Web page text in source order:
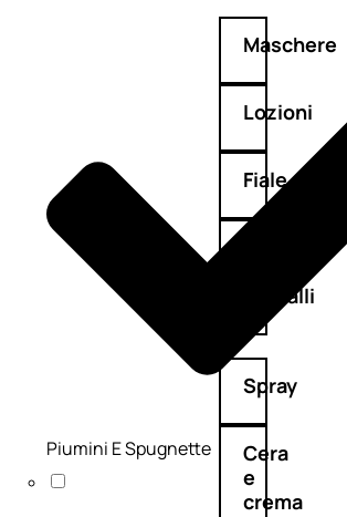
Maschere
Lozioni
Fiale
cristalli
Spray
Cera
e
crema
Piumini E Spugnette